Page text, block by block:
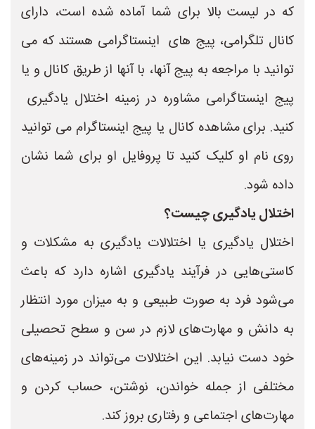
که در لیست بالا برای شما آماده شده است، دارای
کانال تلگرامی، پیج های اینستاگرامی هستند که می
توانید با مراجعه به پیج آنها، با آنها از طریق کانال و یا
پیج اینستاگرامی مشاوره در زمینه اختلال یادگیری
کنید. برای مشاهده کانال یا پیج اینستاگرام می توانید
روی نام او کلیک کنید تا پروفایل او برای شما نشان
داده شود.
اختلال یادگیری چیست؟
اختلال یادگیری یا اختلالات یادگیری به مشکلات و
کاستی‌هایی در فرآیند یادگیری اشاره دارد که باعث
می‌شود فرد به صورت طبیعی و به میزان مورد انتظار
به دانش و مهارت‌های لازم در سن و سطح تحصیلی
خود دست نیابد. این اختلالات می‌تواند در زمینه‌های
مختلفی از جمله خواندن، نوشتن، حساب کردن و
مهارت‌های اجتماعی و رفتاری بروز کند.